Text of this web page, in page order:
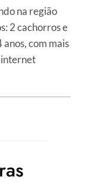
na região
2 cachorros e
com mais